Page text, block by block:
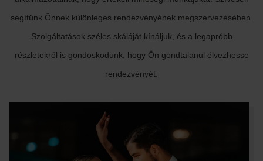
segítünk Önnek különleges rendezvényének megszervezésében.
Szolgáltatások széles skáláját kínáljuk, és a legapróbb
részletekről is gondoskodunk, hogy Ön gondtalanul élvezhesse
rendezvényét.